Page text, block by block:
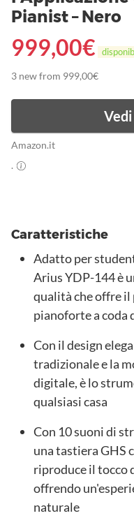
Pianist – Nero
999,00€
3 new from 999,00€
Amazon.it
.
Caratteristiche
Adatto per
Arius YDP-144 è
qualità che offre
pianoforte a coda
Con il design
tradizionale e la
digitale, è lo
qualsiasi casa
Con 10 suoni di
una tastiera GHS
riproduce il tocco
offrendo
naturale